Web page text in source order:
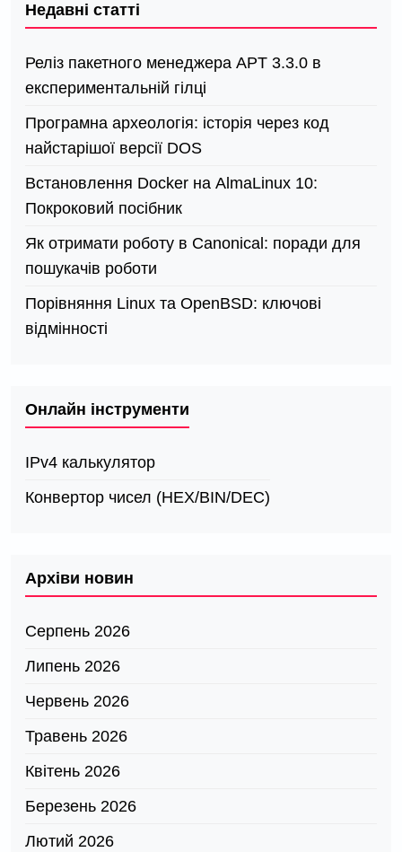
Недавні статті
Реліз пакетного менеджера APT 3.3.0 в
експериментальній гілці
Програмна археологія: історія через код
найстарішої версії DOS
Встановлення Docker на AlmaLinux 10:
Покроковий посібник
Як отримати роботу в Canonical: поради для
пошукачів роботи
Порівняння Linux та OpenBSD: ключові
відмінності
Онлайн інструменти
IPv4 калькулятор
Конвертор чисел (HEX/BIN/DEC)
Архіви новин
Серпень 2026
Липень 2026
Червень 2026
Травень 2026
Квітень 2026
Березень 2026
Лютий 2026